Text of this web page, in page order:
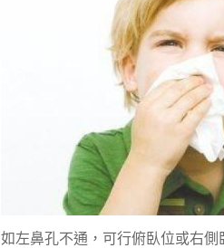
如左鼻孔不通，可行俯臥位或右